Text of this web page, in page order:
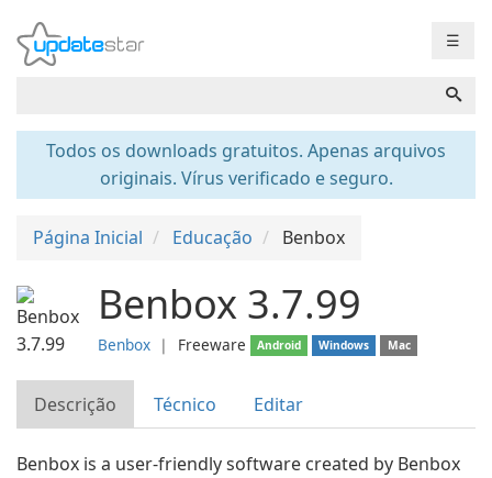
☰
Todos os downloads gratuitos. Apenas arquivos
originais. Vírus verificado e seguro.
Página Inicial Educação Benbox
Benbox 3.7.99
Benbox ❘ Freeware Android Windows Mac
Descrição Técnico Editar
Benbox is a user-friendly software created by Benbox